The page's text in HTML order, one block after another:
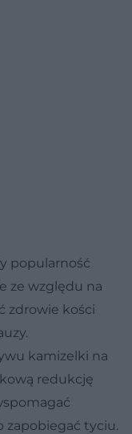
popularność
ze względu na
zdrowie kości
kamizelki na
redukcję
zapobiegać tyciu.